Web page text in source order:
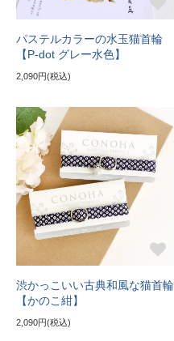
パステルカラーの水玉猫首輪
【P-dot グレー水色】
2,090円(税込)
渋かっこいい古典和風な猫首輪
【かのこ紺】
2,090円(税込)